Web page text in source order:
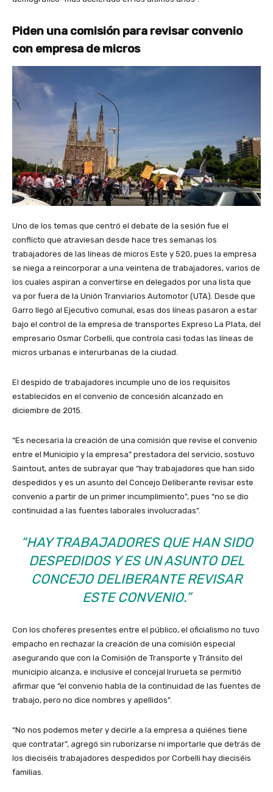
Piden una comisión para revisar convenio
con empresa de micros
Uno de los temas que centró el debate de la sesión fue el
conflicto que atraviesan desde hace tres semanas los
trabajadores de las líneas de micros Este y 520, pues la empresa
se niega a reincorporar a una veintena de trabajadores, varios de
los cuales aspiran a convertirse en delegados por una lista que
va por fuera de la Unión Tranviarios Automotor (UTA). Desde que
Garro llegó al Ejecutivo comunal, esas dos líneas pasaron a estar
bajo el control de la empresa de transportes Expreso La Plata, del
empresario Osmar Corbelli, que controla casi todas las líneas de
micros urbanas e interurbanas de la ciudad.
El despido de trabajadores incumple uno de los requisitos
establecidos en el convenio de concesión alcanzado en
diciembre de 2015.
“Es necesaria la creación de una comisión que revise el convenio
entre el Municipio y la empresa” prestadora del servicio, sostuvo
Saintout, antes de subrayar que “hay trabajadores que han sido
despedidos y es un asunto del Concejo Deliberante revisar este
convenio a partir de un primer incumplimiento”, pues “no se dio
continuidad a las fuentes laborales involucradas”.
“HAY TRABAJADORES QUE HAN SIDO
DESPEDIDOS Y ES UN ASUNTO DEL
CONCEJO DELIBERANTE REVISAR
ESTE CONVENIO.”
Con los choferes presentes entre el público, el oficialismo no tuvo
empacho en rechazar la creación de una comisión especial
asegurando que con la Comisión de Transporte y Tránsito del
municipio alcanza, e inclusive el concejal Irurueta se permitió
afirmar que “el convenio habla de la continuidad de las fuentes de
trabajo, pero no dice nombres y apellidos”.
“No nos podemos meter y decirle a la empresa a quiénes tiene
que contratar”, agregó sin ruborizarse ni importarle que detrás de
los dieciséis trabajadores despedidos por Corbelli hay dieciséis
familias.